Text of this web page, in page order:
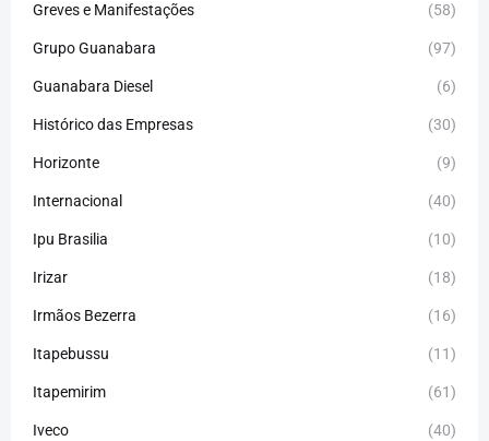
Greves e Manifestações (58)
Grupo Guanabara (97)
Guanabara Diesel (6)
Histórico das Empresas (30)
Horizonte (9)
Internacional (40)
Ipu Brasilia (10)
Irizar (18)
Irmãos Bezerra (16)
Itapebussu (11)
Itapemirim (61)
Iveco (40)